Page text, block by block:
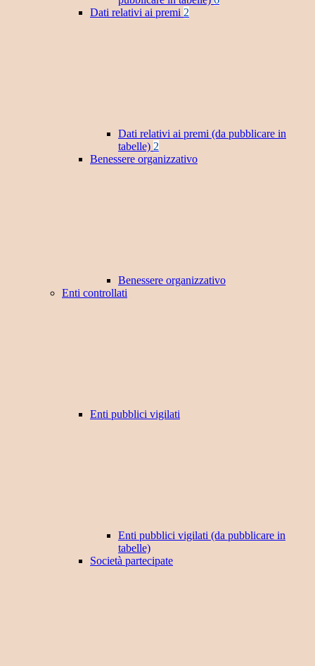
Dati relativi ai premi 2
Dati relativi ai premi (da pubblicare in
tabelle) 2
Benessere organizzativo
Benessere organizzativo
Enti controllati
Enti pubblici vigilati
Enti pubblici vigilati (da pubblicare in
tabelle)
Società partecipate